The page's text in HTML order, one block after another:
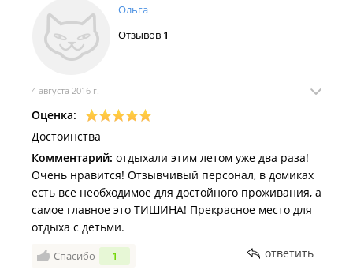
Ольга
Отзывов 1
4 августа 2016 г.
Оценка:
Достоинства
Комментарий: отдыхали этим летом уже два раза!
Очень нравится! Отзывчивый персонал, в домиках
есть все необходимое для достойного проживания, а
самое главное это ТИШИНА! Прекрасное место для
отдыха с детьми.
Спасибо 1 ответить